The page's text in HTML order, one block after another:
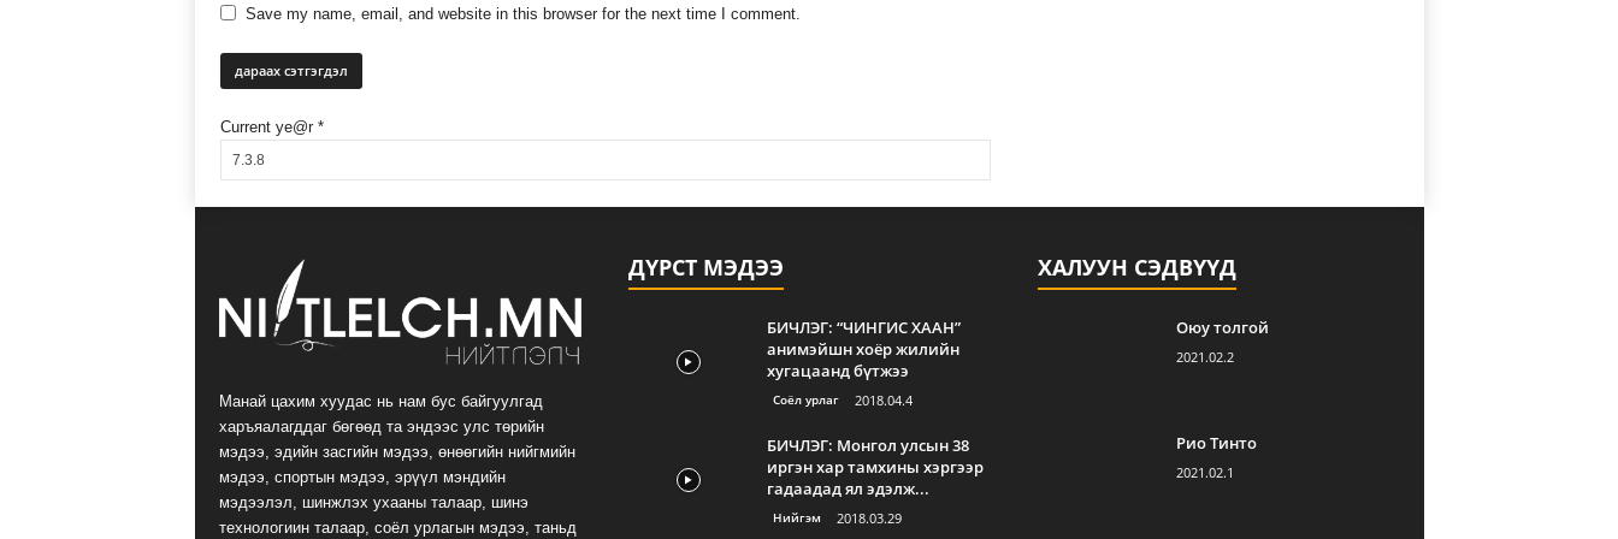
Save my name, email, and website in this browser for the next time I comment.
Current ye@r *
Манай цахим хуудас нь нам бус байгуулгад
харъяалагддаг бөгөөд та эндээс улс төрийн
мэдээ, эдийн засгийн мэдээ, өнөөгийн нийгмийн
мэдээ, спортын мэдээ, эрүүл мэндийн
мэдээлэл, шинжлэх ухааны талаар, шинэ
технологиин талаар, соёл урлагын мэдээ, таньд
ДҮРСТ МЭДЭЭ
БИЧЛЭГ: “ЧИНГИС ХААН”
анимэйшн хоёр жилийн
хугацаанд бүтжээ
Соёл урлаг 2018.04.4
БИЧЛЭГ: Монгол улсын 38
иргэн хар тамхины хэргээр
гадаадад ял эдэлж...
Нийгэм 2018.03.29
ХАЛУУН СЭДВҮҮД
Оюу толгой
2021.02.2
Рио Тинто
2021.02.1